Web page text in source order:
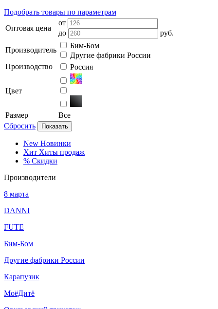
Подобрать товары по параметрам
Оптовая цена
от
до
руб.
Производитель
Бим-Бом
Другие фабрики России
Производство
Россия
Цвет
Размер
Все
Сбросить
Показать
New Новинки
Хит Хиты продаж
% Скидки
Производители
8 марта
DANNI
FUTE
Бим-Бом
Другие фабрики России
Карапузик
МоёДитё